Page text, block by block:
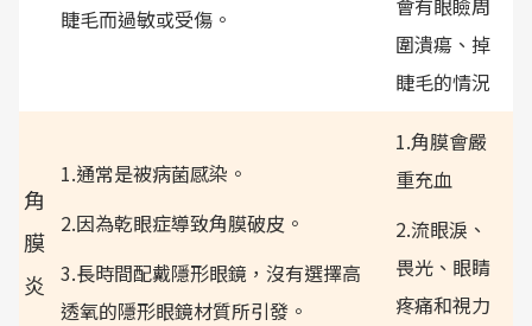
睫毛而過敏或受傷。
會有眼瞼周
圍潰瘍、掉
睫毛的情況
角
膜
炎
1.通常是被病菌感染。
2.因為乾眼症導致角膜破皮。
3.長時間配戴隱形眼鏡，沒有選擇高
透氧的隱形眼鏡材質所引發。
1.角膜會嚴
重充血
2.流眼淚、
畏光、眼睛
疼痛和視力